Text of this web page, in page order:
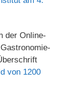
der Online-
von 1200